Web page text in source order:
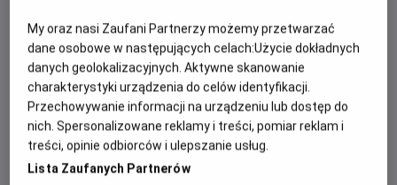
schemat zbrodni prowadzi do pojawienia się jednego z
najpotężniejszych przeciwników, z jakimi kiedykolwiek
się zmierzył.
W tytułowej roli powróci Tom Holland, któremu będzie
towarzyszyła Zendaya jako MJ, jak również Jon
Bernthal, Sadie Sink oraz Mark Ruffalo, zapowiadając
kolejne emocjonujące spotkanie z bohaterami znanymi
My oraz nasi Zaufani Partnerzy możemy przetwarzać
dane osobowe w następujących celach:Użycie dokładnych
danych geolokalizacyjnych. Aktywne skanowanie
charakterystyki urządzenia do celów identyfikacji.
Przechowywanie informacji na urządzeniu lub dostęp do
nich. Spersonalizowane reklamy i treści, pomiar reklam i
treści, opinie odbiorców i ulepszanie usług.
Lista Zaufanych Partnerów